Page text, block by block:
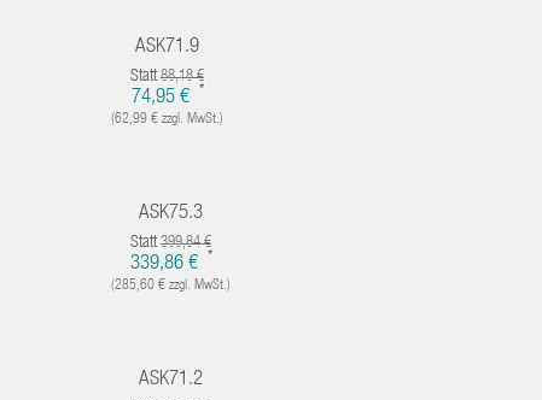
ASK71.9
Statt88,18 €
74,95 € *
(62,99 € zzgl. MwSt.)
ASK75.3
Statt399,84 €
339,86 € *
(285,60 € zzgl. MwSt.)
ASK71.2